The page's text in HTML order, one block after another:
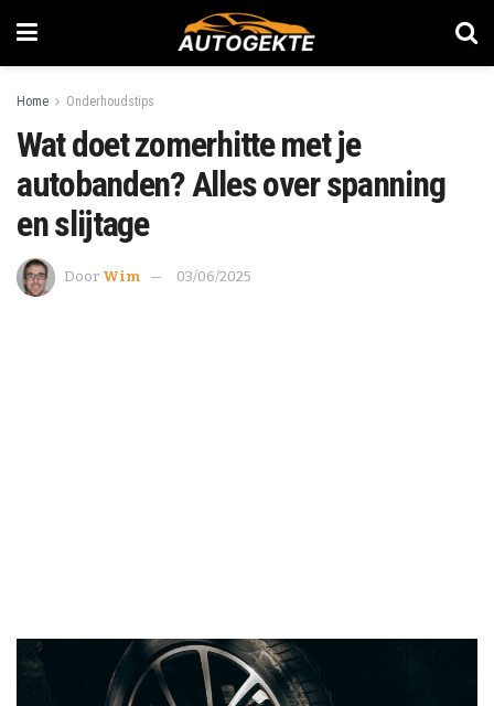
Home Onderhoudstips
Wat doet zomerhitte met je
autobanden? Alles over spanning
en slijtage
Door Wim 03/06/2025